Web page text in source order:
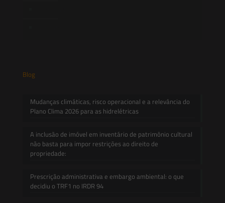
Blog
Mudanças climáticas, risco operacional e a relevância do
Plano Clima 2026 para as hidrelétricas
A inclusão de imóvel em inventário de patrimônio cultural
não basta para impor restrições ao direito de
propriedade:
Prescrição administrativa e embargo ambiental: o que
decidiu o TRF1 no IRDR 94